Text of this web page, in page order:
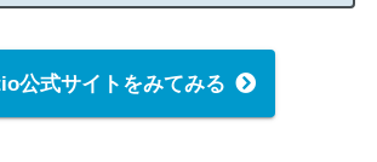
公式サイトをみてみる